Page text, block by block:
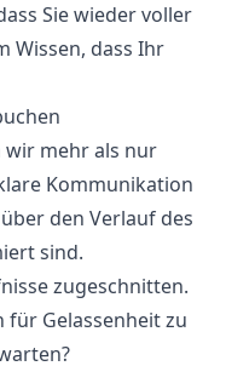
Sie wieder voller
Wissen, dass Ihr
wir mehr als nur
Kommunikation
den Verlauf des
sind.
zugeschnitten.
für Gelassenheit zu